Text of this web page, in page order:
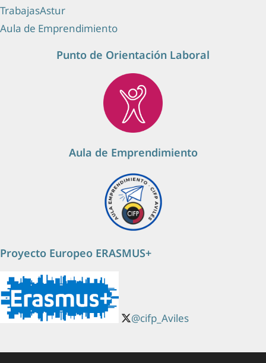
TrabajasAstur
Aula de Emprendimiento
Punto de Orientación Laboral
Aula de Emprendimiento
Proyecto Europeo ERASMUS+
@cifp_Aviles